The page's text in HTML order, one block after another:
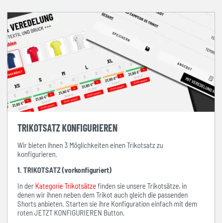
TRIKOTSATZ KONFIGURIEREN
Wir bieten ihnen 3 Möglichkeiten einen Trikotsatz zu
konfigurieren.
1. TRIKOTSATZ (vorkonfiguriert)
In der Kategorie Trikotsätzefinden sie unsere Trikotsätze, in
denen wir ihnen neben dem Trikot auch gleich die passenden
Shorts anbieten. Starten sie ihre Konfiguration einfach mit dem
roten JETZT KONFIGURIEREN Button.